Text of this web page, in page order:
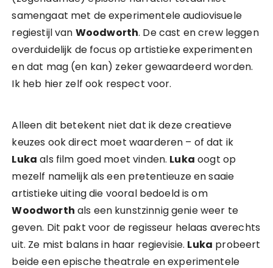
samengaat met de experimentele audiovisuele
regiestijl van Woodworth. De cast en crew leggen
overduidelijk de focus op artistieke experimenten
en dat mag (en kan) zeker gewaardeerd worden.
Ik heb hier zelf ook respect voor.
Alleen dit betekent niet dat ik deze creatieve
keuzes ook direct moet waarderen – of dat ik
Luka als film goed moet vinden. Luka oogt op
mezelf namelijk als een pretentieuze en saaie
artistieke uiting die vooral bedoeld is om
Woodworth als een kunstzinnig genie weer te
geven. Dit pakt voor de regisseur helaas averechts
uit. Ze mist balans in haar regievisie. Luka probeert
beide een epische theatrale en experimentele